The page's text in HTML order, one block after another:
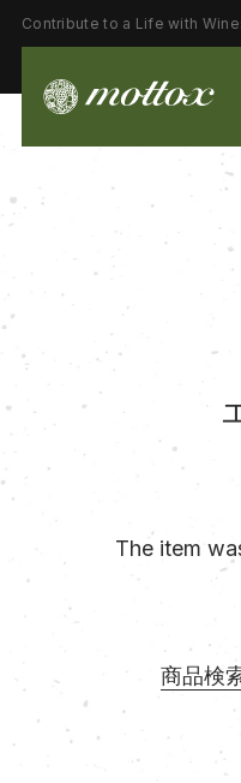
Contribute to a Life with
The item
商品検